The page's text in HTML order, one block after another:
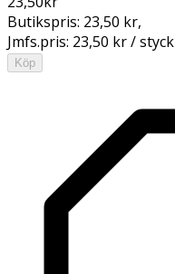
Butikspris: 23,50 kr,
Jmfs.pris: 23,50 kr / styck
Köp